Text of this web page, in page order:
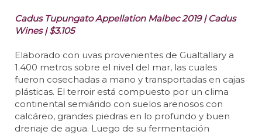
Cadus Tupungato Appellation Malbec 2019 | Cadus
Wines | $3.105
Elaborado con uvas provenientes de Gualtallary a
1.400 metros sobre el nivel del mar, las cuales
fueron cosechadas a mano y transportadas en cajas
plásticas. El terroir está compuesto por un clima
continental semiárido con suelos arenosos con
calcáreo, grandes piedras en lo profundo y buen
drenaje de agua. Luego de su fermentación